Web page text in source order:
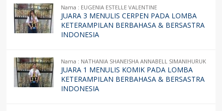
Nama : EUGENIA ESTELLE VALENTINE
JUARA 3 MENULIS CERPEN PADA LOMBA
KETERAMPILAN BERBAHASA & BERSASTRA
INDONESIA
Nama : NATHANIA SHANEISHA ANNABELL SIMANIHURUK
JUARA 1 MENULIS KOMIK PADA LOMBA
KETERAMPILAN BERBAHASA & BERSASTRA
INDONESIA